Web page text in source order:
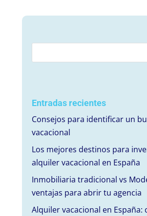
Entradas recientes
Consejos para identificar un
vacacional
Los mejores destinos para
alquiler vacacional en España
Inmobiliaria tradicional vs
ventajas para abrir tu agencia
Alquiler vacacional en España: